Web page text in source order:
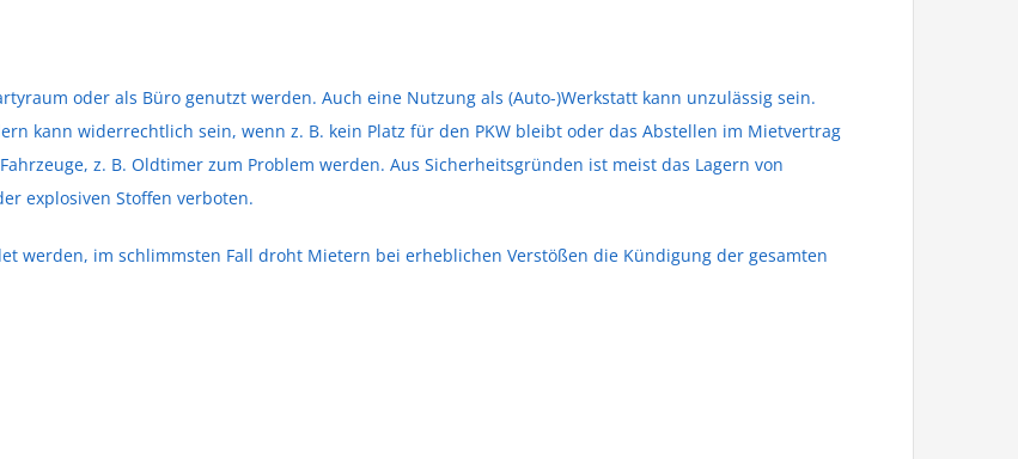
oder als Büro genutzt werden. Auch eine Nutzung als (Auto-)Werkstatt kann unzulässig sein.
kann widerrechtlich sein, wenn z. B. kein Platz für den PKW bleibt oder das Abstellen im Mietvertrag
z. B. Oldtimer zum Problem werden. Aus Sicherheitsgründen ist meist das Lagern von
explosiven Stoffen verboten.
werden, im schlimmsten Fall droht Mietern bei erheblichen Verstößen die Kündigung der gesamten